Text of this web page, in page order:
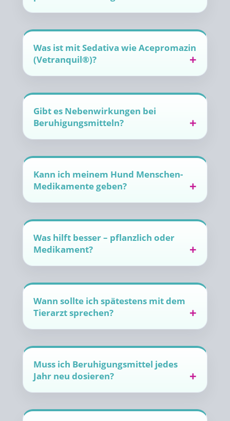
Was ist mit Sedativa wie Acepromazin
(Vetranquil®)?
Gibt es Nebenwirkungen bei
Beruhigungsmitteln?
Kann ich meinem Hund Menschen-
Medikamente geben?
Was hilft besser – pflanzlich oder
Medikament?
Wann sollte ich spätestens mit dem
Tierarzt sprechen?
Muss ich Beruhigungsmittel jedes
Jahr neu dosieren?